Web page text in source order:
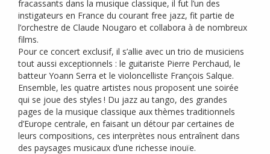
fracassants dans la musique classique, il fut l’un des
instigateurs en France du courant free jazz, fit partie de
l’orchestre de Claude Nougaro et collabora à de nombreux
films.
Pour ce concert exclusif, il s’allie avec un trio de musiciens
tout aussi exceptionnels : le guitariste Pierre Perchaud, le
batteur Yoann Serra et le violoncelliste François Salque.
Ensemble, les quatre artistes nous proposent une soirée
qui se joue des styles ! Du jazz au tango, des grandes
pages de la musique classique aux thèmes traditionnels
d’Europe centrale, en faisant un détour par certaines de
leurs compositions, ces interprètes nous entraînent dans
des paysages musicaux d’une richesse inouïe.